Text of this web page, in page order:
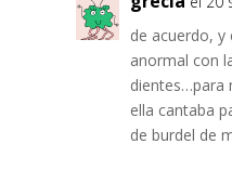
de acuerdo, y
anormal con
dientes…para
ella cantaba
de burdel de